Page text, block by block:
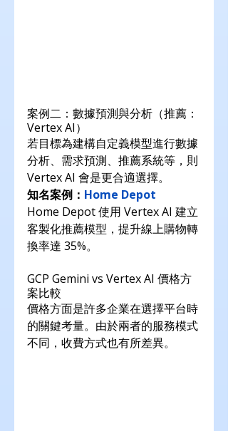
案例二：數據預測與分析（推薦：
Vertex AI）
若目標為建構自定義模型進行數據
分析、需求預測、推薦系統等，則
Vertex AI 會是更合適選擇。
知名案例： Home Depot
Home Depot 使用 Vertex AI 建立
客製化推薦模型，提升線上購物轉
換率達 35%。
GCP Gemini vs Vertex AI 價格方
案比較
價格方面是許多企業在選擇平台時
的關鍵考量。由於兩者的服務模式
不同，收費方式也有所差異。